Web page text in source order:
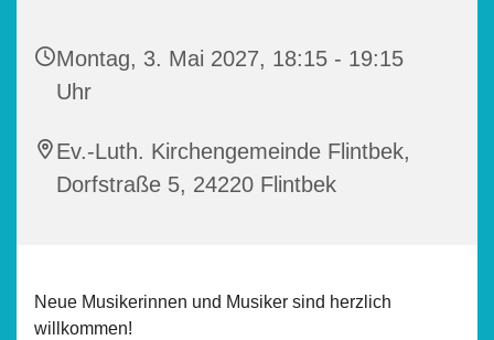
Montag, 3. Mai 2027, 18:15 - 19:15
Uhr
Ev.-Luth. Kirchengemeinde Flintbek,
Dorfstraße 5, 24220 Flintbek
Neue Musikerinnen und Musiker sind herzlich
willkommen!